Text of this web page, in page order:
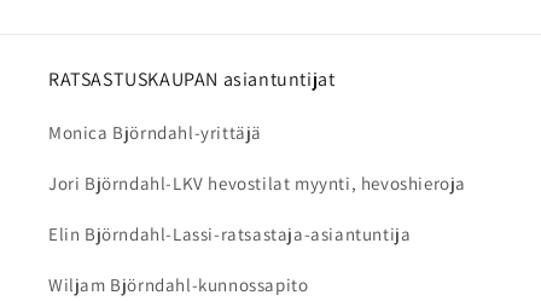
RATSASTUSKAUPAN asiantuntijat
Monica Björndahl-yrittäjä
Jori Björndahl-LKV hevostilat myynti, hevoshieroja
Elin Björndahl-Lassi-ratsastaja-asiantuntija
Wiljam Björndahl-kunnossapito